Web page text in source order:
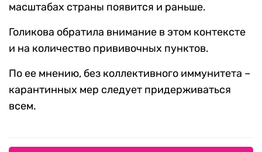
масштабах страны появится и раньше.
Голикова обратила внимание в этом контексте
и на количество прививочных пунктов.
По ее мнению, без коллективного иммунитета –
карантинных мер следует придерживаться
всем.